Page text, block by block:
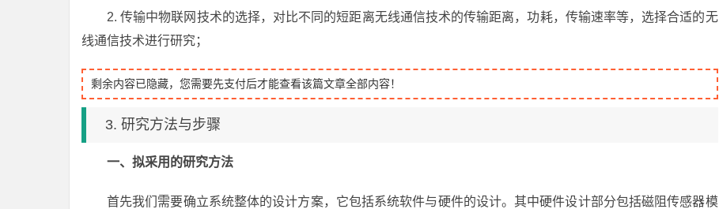
2. 传输中物联网技术的选择，对比不同的短距离无线通信技术的传输距离，功耗，传输速率等，选择合适的无
线通信技术进行研究；
剩余内容已隐藏，您需要先支付后才能查看该篇文章全部内容！
3. 研究方法与步骤
一、 拟采用的研究方法
首先我们需要确立系统整体的设计方案，它包括系统软件与硬件的设计。其中硬件设计部分包括磁阻传感器模